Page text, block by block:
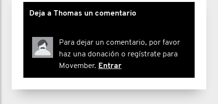
Deja a Thomas un comentario
Para dejar un comentario, por favor
haz una donación o regístrate para
Movember. Entrar